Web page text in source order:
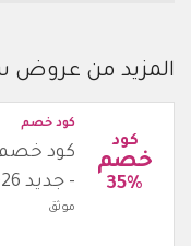
المزيد من عروض
كود
خصم
35%
كود خصم
كود خصم
- جديد 2026
موثق